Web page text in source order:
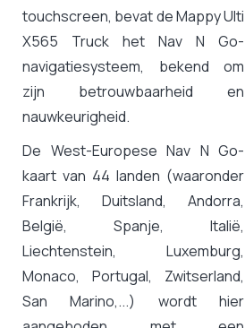
touchscreen, bevat de Mappy Ulti
X565 Truck het Nav N Go-
navigatiesysteem, bekend om
zijn betrouwbaarheid en
nauwkeurigheid.
De West-Europese Nav N Go-
kaart van 44 landen (waaronder
Frankrijk, Duitsland, Andorra,
België, Spanje, Italië,
Liechtenstein, Luxemburg,
Monaco, Portugal, Zwitserland,
San Marino,...) wordt hier